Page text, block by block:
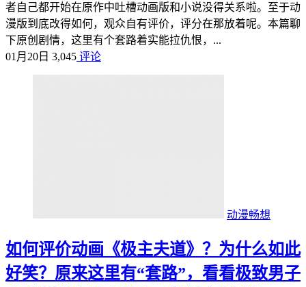
者自己都开始在原作中吐槽动画版和小说没得关系啦。至于动
漫版到底改得如何，观众自有评价，评分在那放着呢。本篇聊
下原创剧情，这里有个套路着实能拉仇恨，...
01月20日 3,045 评论
动漫畅想
如何评价动画《极主夫道》？为什么如此
好笑？原来这里有“套路”，看看极致男子